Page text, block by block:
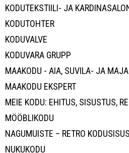
KODUTEKSTIILI- JA
KODUTOHTER
KODUVALVE
KODUVARA GRUPP
MAAKODU - AIA, SUVILA- JA
MAAKODU EKSPERT
MEIE KODU: EHITUS, SISUSTUS,
MÖÖBLIKODU
NAGUMUISTE – RETRO
NUKUKODU